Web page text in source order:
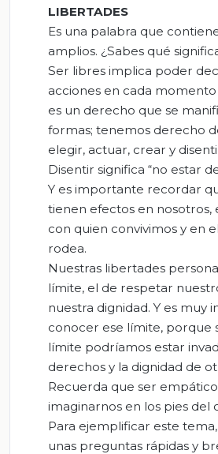
LIBERTADES
Es una palabra que
amplios. ¿Sabes qué
Ser libres implica poder
acciones en cada momento
es un derecho que se
formas; tenemos derecho
elegir, actuar, crear y
Disentir significa “no estar
Y es importante recordar
tienen efectos en nosotros,
con quien convivimos y en
rodea.
Nuestras libertades
límite, el de respetar
nuestra dignidad. Y es muy
conocer ese límite, porque
límite podríamos estar
derechos y la dignidad de
Recuerda que ser
imaginarnos en los pies del
Para ejemplificar este
unas preguntas rápidas y